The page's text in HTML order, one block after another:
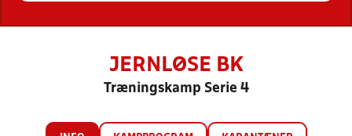
JERNLØSE BK
Træningskamp Serie 4